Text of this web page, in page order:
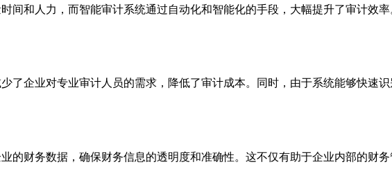
间和人力，而智能审计系统通过自动化和智能化的手段，大幅提升了审计效
了企业对专业审计人员的需求，降低了审计成本。同时，由于系统能够快速
的财务数据，确保财务信息的透明度和准确性。这不仅有助于企业内部的财